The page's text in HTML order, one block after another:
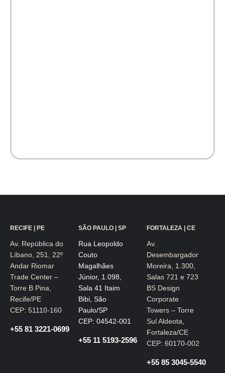
RECIFE | PE
Av. República do
Líbano, 251, 22º
Andar Riomar
Trade Center –
Torre B Pina,
Recife/PE
CEP: 51110-160
+55 81 3221-0699
SÃO PAULO | SP
Rua Leopoldo
Couto
Magalhães
Júnior, 1.098,
Sala 41 Itaim
Bibi, São
Paulo/SP
CEP: 04542-001
+55 11 5193-2596
FORTALEZA | CE
Av.
Desembargador
Moreira, 1.300,
Salas 721 e 723
BS Design
Corporate
Towers – Torre
Sul Aldeota,
Fortaleza/CE
CEP: 60170-002
+55 85 3045-5540